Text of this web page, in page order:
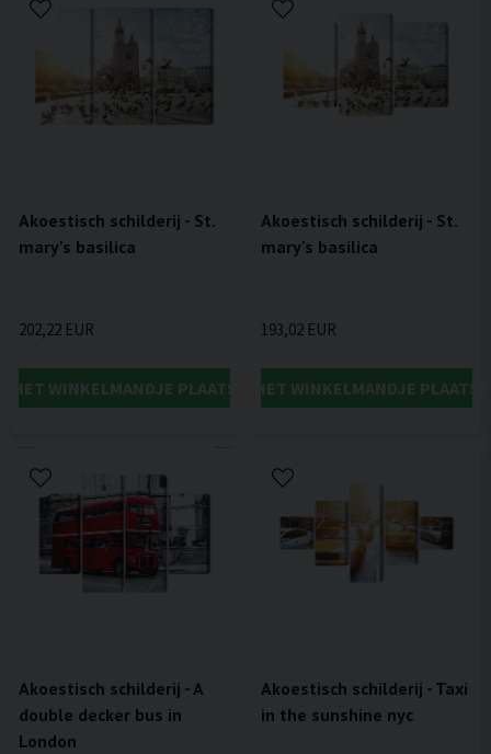
Akoestisch schilderij - St.
mary's basilica
202,22 EUR
HET WINKELMANDJE PLAATSEN
Akoestisch schilderij - St.
mary's basilica
193,02 EUR
IN HET WINKELMANDJE
Akoestisch schilderij - A
double decker bus in
London
Akoestisch schilderij - Taxi
in the sunshine nyc